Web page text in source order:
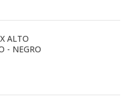
ALTO
- NEGRO